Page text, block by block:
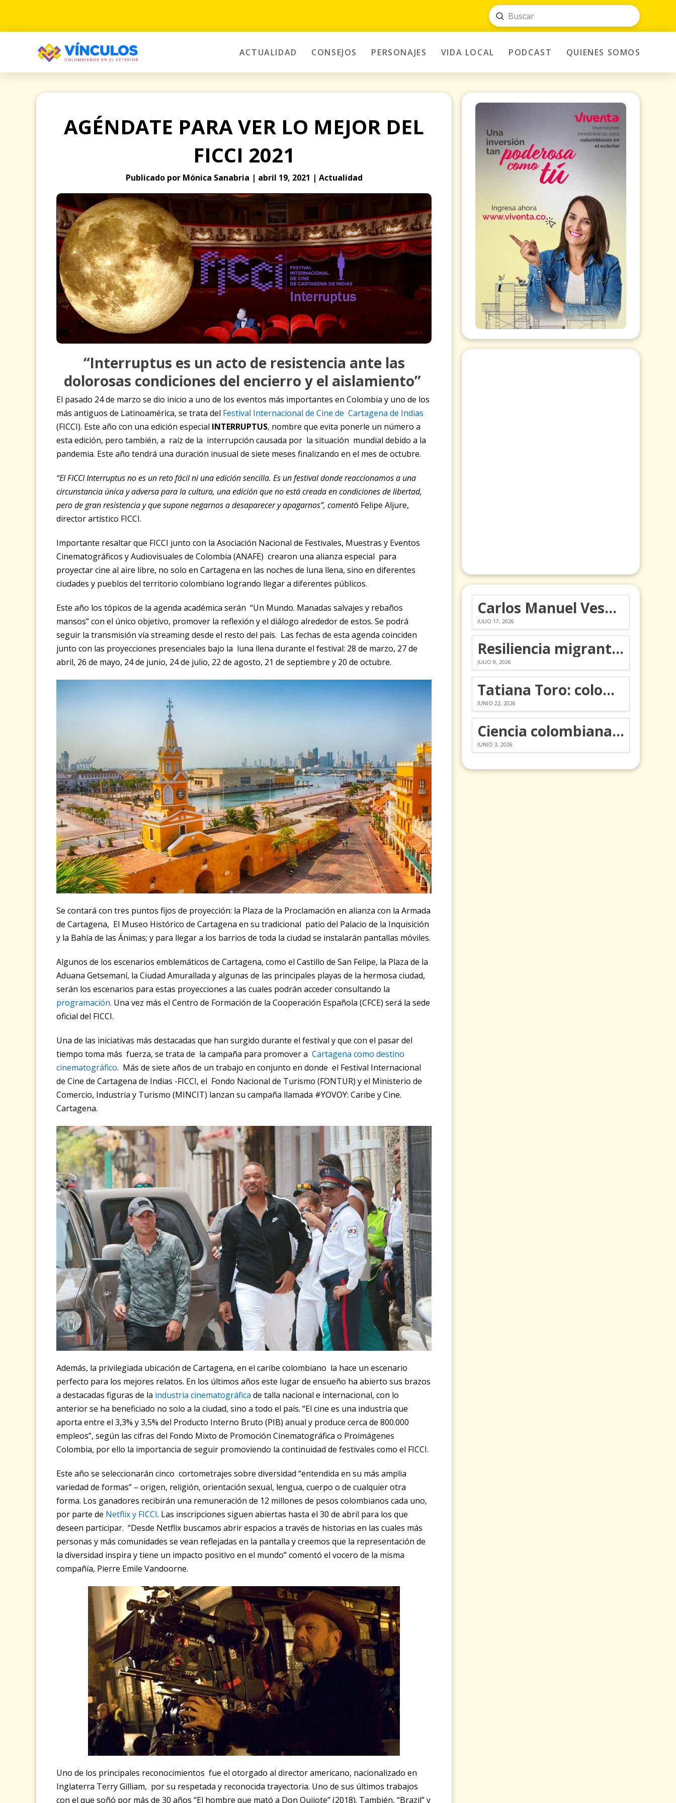
Search
Submit
ACTUALIDAD CONSEJOS PERSONAJES VIDA LOCAL PODCAST QUIENES SOMOS
AGÉNDATE PARA VER LO MEJOR DEL
FICCI 2021
Publicado por Mónica Sanabria | abril 19, 2021 | Actualidad
“Interruptus es un acto de resistencia ante las
dolorosas condiciones del encierro y el aislamiento”
El pasado 24 de marzo se dio inicio a uno de los eventos más importantes en Colombia y uno de los
más antiguos de Latinoamérica, se trata del Festival Internacional de Cine de Cartagena de Indias
(FICCI). Este año con una edición especial INTERRUPTUS, nombre que evita ponerle un número a
esta edición, pero también, a raíz de la interrupción causada por la situación mundial debido a la
pandemia. Este año tendrá una duración inusual de siete meses finalizando en el mes de octubre.
“El FICCI Interruptus no es un reto fácil ni una edición sencilla. Es un festival donde reaccionamos a una
circunstancia única y adversa para la cultura, una edición que no está creada en condiciones de libertad,
pero de gran resistencia y que supone negarnos a desaparecer y apagarnos”, comentó Felipe Aljure,
director artístico FICCI.
Importante resaltar que FICCI junto con la Asociación Nacional de Festivales, Muestras y Eventos
Cinematográficos y Audiovisuales de Colombia (ANAFE) crearon una alianza especial para
proyectar cine al aire libre, no solo en Cartagena en las noches de luna llena, sino en diferentes
ciudades y pueblos del territorio colombiano logrando llegar a diferentes públicos.
Este año los tópicos de la agenda académica serán “Un Mundo. Manadas salvajes y rebaños
mansos” con el único objetivo, promover la reflexión y el diálogo alrededor de estos. Se podrá
seguir la transmisión vía streaming desde el resto del país. Las fechas de esta agenda coinciden
junto con las proyecciones presenciales bajo la luna llena durante el festival: 28 de marzo, 27 de
abril, 26 de mayo, 24 de junio, 24 de julio, 22 de agosto, 21 de septiembre y 20 de octubre.
Se contará con tres puntos fijos de proyección: la Plaza de la Proclamación en alianza con la Armada
de Cartagena, El Museo Histórico de Cartagena en su tradicional patio del Palacio de la Inquisición
y la Bahía de las Ánimas; y para llegar a los barrios de toda la ciudad se instalarán pantallas móviles.
Algunos de los escenarios emblemáticos de Cartagena, como el Castillo de San Felipe, la Plaza de la
Aduana Getsemaní, la Ciudad Amurallada y algunas de las principales playas de la hermosa ciudad,
serán los escenarios para estas proyecciones a las cuales podrán acceder consultando la
programación. Una vez más el Centro de Formación de la Cooperación Española (CFCE) será la sede
oficial del FICCI.
Una de las iniciativas más destacadas que han surgido durante el festival y que con el pasar del
tiempo toma más fuerza, se trata de la campaña para promover a Cartagena como destino
cinematográfico. Más de siete años de un trabajo en conjunto en donde el Festival Internacional
de Cine de Cartagena de Indias -FICCI, el Fondo Nacional de Turismo (FONTUR) y el Ministerio de
Comercio, Industria y Turismo (MINCIT) lanzan su campaña llamada #YOVOY: Caribe y Cine.
Cartagena.
Además, la privilegiada ubicación de Cartagena, en el caribe colombiano la hace un escenario
perfecto para los mejores relatos. En los últimos años este lugar de ensueño ha abierto sus brazos
a destacadas figuras de la industria cinematográfica de talla nacional e internacional, con lo
anterior se ha beneficiado no solo a la ciudad, sino a todo el país. “El cine es una industria que
aporta entre el 3,3% y 3,5% del Producto Interno Bruto (PIB) anual y produce cerca de 800.000
empleos”, según las cifras del Fondo Mixto de Promoción Cinematográfica o Proimágenes
Colombia, por ello la importancia de seguir promoviendo la continuidad de festivales como el FICCI.
Este año se seleccionarán cinco cortometrajes sobre diversidad “entendida en su más amplia
variedad de formas” – origen, religión, orientación sexual, lengua, cuerpo o de cualquier otra
forma. Los ganadores recibirán una remuneración de 12 millones de pesos colombianos cada uno,
por parte de Netflix y FICCI. Las inscripciones siguen abiertas hasta el 30 de abril para los que
deseen participar. “Desde Netflix buscamos abrir espacios a través de historias en las cuales más
personas y más comunidades se vean reflejadas en la pantalla y creemos que la representación de
la diversidad inspira y tiene un impacto positivo en el mundo” comentó el vocero de la misma
compañía, Pierre Emile Vandoorne.
Uno de los principales reconocimientos fue el otorgado al director americano, nacionalizado en
Inglaterra Terry Gilliam, por su respetada y reconocida trayectoria. Uno de sus últimos trabajos
con el que soñó por más de 30 años “El hombre que mató a Don Quijote” (2018). También, “Brazil” y
Carlos Manuel Vesga lleva el nombre de Colombia a los Emmy
JULIO 17, 2026
Resiliencia migrante: 5 emociones y cómo gestionarlas
JULIO 9, 2026
Tatiana Toro: colombiana que cambió la historia de las matemáticas
JUNIO 22, 2026
Ciencia colombiana en la revolución de los órganos en chips
JUNIO 3, 2026